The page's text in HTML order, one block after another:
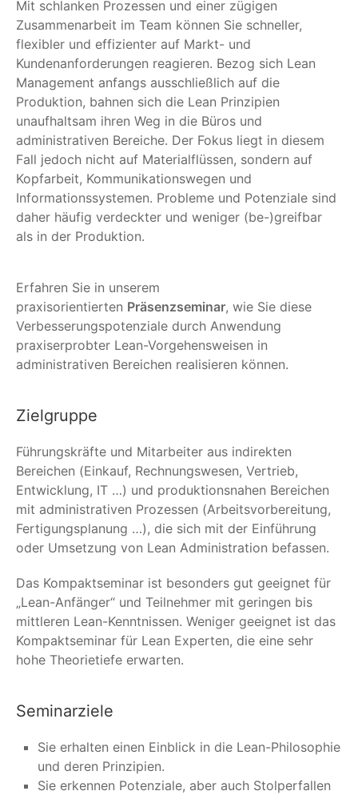
Mit schlanken Prozessen und einer zügigen
Zusammenarbeit im Team können Sie schneller,
flexibler und effizienter auf Markt- und
Kundenanforderungen reagieren. Bezog sich Lean
Management anfangs ausschließlich auf die
Produktion, bahnen sich die Lean Prinzipien
unaufhaltsam ihren Weg in die Büros und
administrativen Bereiche. Der Fokus liegt in diesem
Fall jedoch nicht auf Materialflüssen, sondern auf
Kopfarbeit, Kommunikationswegen und
Informationssystemen. Probleme und Potenziale sind
daher häufig verdeckter und weniger (be-)greifbar
als in der Produktion.
Erfahren Sie in unserem
praxisorientierten Präsenzseminar, wie Sie diese
Verbesserungspotenziale durch Anwendung
praxiserprobter Lean-Vorgehensweisen in
administrativen Bereichen realisieren können.
Zielgruppe
Führungskräfte und Mitarbeiter aus indirekten
Bereichen (Einkauf, Rechnungswesen, Vertrieb,
Entwicklung, IT …) und produktionsnahen Bereichen
mit administrativen Prozessen (Arbeitsvorbereitung,
Fertigungsplanung …), die sich mit der Einführung
oder Umsetzung von Lean Administration befassen.
Das Kompaktseminar ist besonders gut geeignet für
„Lean-Anfänger“ und Teilnehmer mit geringen bis
mittleren Lean-Kenntnissen. Weniger geeignet ist das
Kompaktseminar für Lean Experten, die eine sehr
hohe Theorietiefe erwarten.
Seminarziele
Sie erhalten einen Einblick in die Lean-Philosophie
und deren Prinzipien.
Sie erkennen Potenziale, aber auch Stolperfallen